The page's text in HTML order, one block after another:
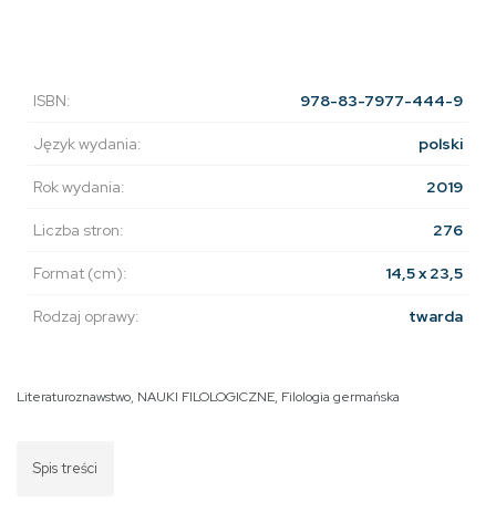
ISBN: 978-83-7977-444-9
Język wydania: polski
Rok wydania: 2019
Liczba stron: 276
Format (cm): 14,5 x 23,5
Rodzaj oprawy: twarda
Literaturoznawstwo, NAUKI FILOLOGICZNE, Filologia germańska
Spis treści